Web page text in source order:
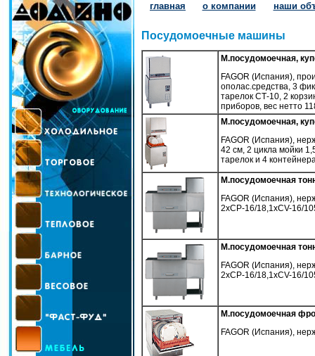
главная о компании наши
Посудомоечные машины
М.посудомоечная,
FAGOR (Испания),
ополас.средства, 3
тарелок СТ-10, 2
приборов, вес нетто
М.посудомоечная,
FAGOR (Испания),
42 см, 2 цикла мойки
тарелок и 4
М.посудомоечная
FAGOR (Испания),
2хСР-16/18,1хCV-16/
М.посудомоечная
FAGOR (Испания),
2хСР-16/18,1хCV-16/
М.посудомоечная
FAGOR (Испания),